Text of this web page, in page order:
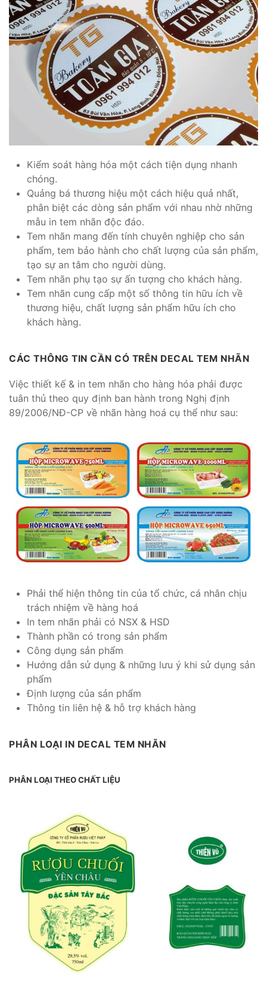
Kiểm soát hàng hóa một cách tiện dụng nhanh
chóng.
Quảng bá thương hiệu một cách hiệu quả nhất,
phân biệt các dòng sản phẩm với nhau nhờ những
mẫu in tem nhãn độc đáo.
Tem nhãn mang đến tính chuyên nghiệp cho sản
phẩm, tem bảo hành cho chất lượng của sản phẩm,
tạo sự an tâm cho người dùng.
Tem nhãn phụ tạo sự ấn tượng cho khách hàng.
Tem nhãn cung cấp một số thông tin hữu ích về
thương hiệu, chất lượng sản phẩm hữu ích cho
khách hàng.
CÁC THÔNG TIN CẦN CÓ TRÊN DECAL TEM NHÃN
Việc thiết kế & in tem nhãn cho hàng hóa phải được
tuân thủ theo quy định ban hành trong Nghị định
89/2006/NĐ-CP về nhãn hàng hoá cụ thể như sau:
Phải thể hiện thông tin của tổ chức, cá nhân chịu
trách nhiệm về hàng hoá
In tem nhãn phải có NSX & HSD
Thành phần có trong sản phẩm
Công dụng sản phẩm
Hướng dẫn sử dụng & những lưu ý khi sử dụng sản
phẩm
Định lượng của sản phẩm
Thông tin liên hệ & hỗ trợ khách hàng
PHÂN LOẠI IN DECAL TEM NHÃN
PHÂN LOẠI THEO CHẤT LIỆU